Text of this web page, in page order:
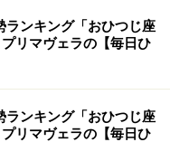
ンキング「おひつじ座
リマヴェラの【毎日ひ
ンキング「おひつじ座
リマヴェラの【毎日ひ